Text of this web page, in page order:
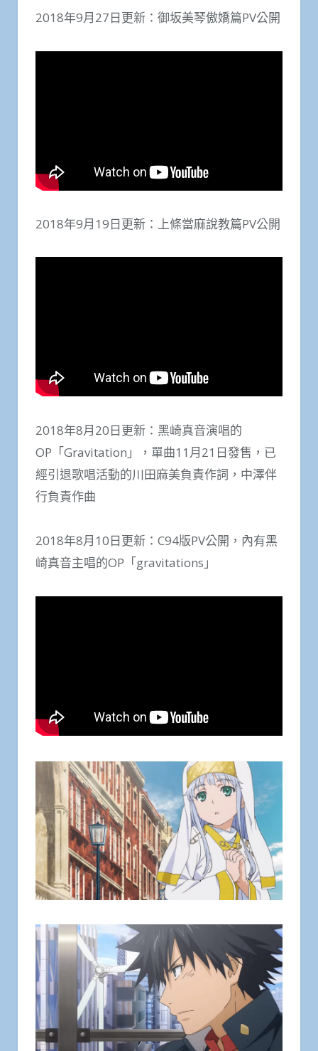
2018年9月27日更新：御坂美琴傲嬌篇PV公開
2018年9月19日更新：上條當麻說教篇PV公開
2018年8月20日更新：黑崎真音演唱的
OP「Gravitation」，單曲11月21日發售，已
經引退歌唱活動的川田麻美負責作詞，中澤伴
行負責作曲
2018年8月10日更新：C94版PV公開，內有黑
崎真音主唱的OP「gravitations」